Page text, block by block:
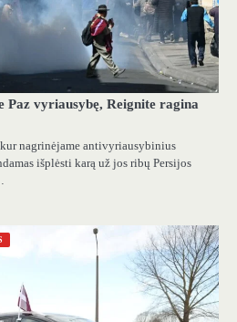
Paz vyriausybę, Reignite ragina
nagrinėjame antivyriausybinius
išplėsti karą už jos ribų Persijos